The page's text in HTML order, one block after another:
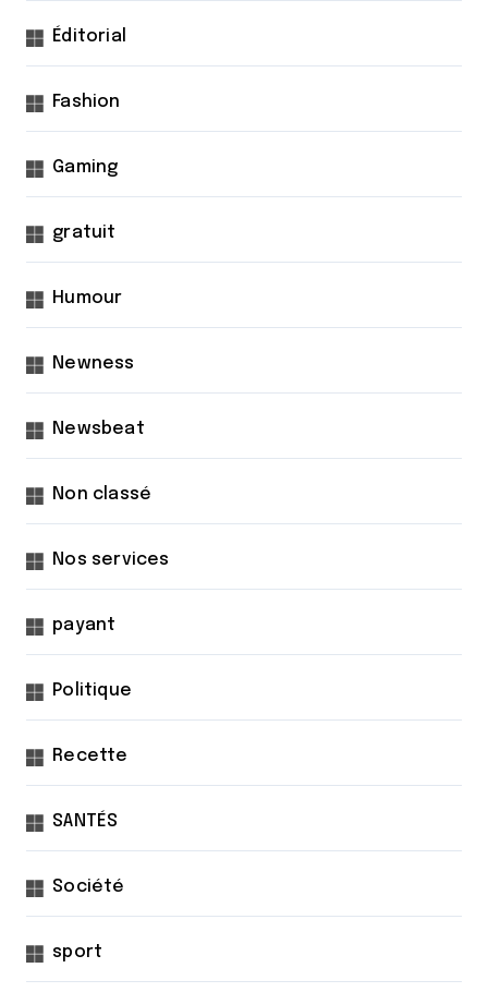
o
n
s
Éditorial
Fashion
Gaming
gratuit
Humour
Newness
Newsbeat
Non classé
Nos services
payant
Politique
Recette
SANTÉS
Société
sport